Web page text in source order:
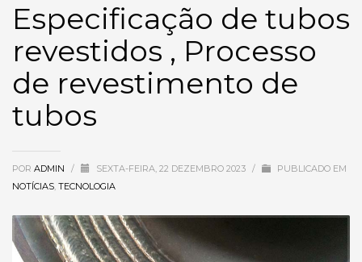
Especificação de tubos
revestidos , Processo
de revestimento de
tubos
POR ADMIN / SEXTA-FEIRA, 22 DEZEMBRO 2023 /
PUBLICADO EM
NOTÍCIAS, TECNOLOGIA